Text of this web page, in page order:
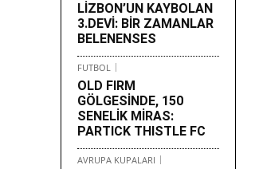
LİZBON’UN KAYBOLAN
3.DEVİ: BİR ZAMANLAR
BELENENSES
FUTBOL
OLD FIRM
GÖLGESİNDE, 150
SENELİK MİRAS:
PARTICK THISTLE FC
AVRUPA KUPALARI